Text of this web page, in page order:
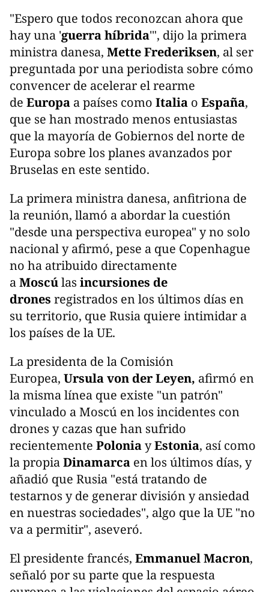
"Espero que todos reconozcan ahora que
hay una 'guerra híbrida'", dijo la primera
ministra danesa, Mette Frederiksen, al ser
preguntada por una periodista sobre cómo
convencer de acelerar el rearme
de Europa a países como Italia o España,
que se han mostrado menos entusiastas
que la mayoría de Gobiernos del norte de
Europa sobre los planes avanzados por
Bruselas en este sentido.
La primera ministra danesa, anfitriona de
la reunión, llamó a abordar la cuestión
"desde una perspectiva europea" y no solo
nacional y afirmó, pese a que Copenhague
no ha atribuido directamente
aMoscúlas incursiones de
drones registrados en los últimos días en
su territorio, que Rusia quiere intimidar a
los países de la UE.
La presidenta de la Comisión
Europea, Ursula von der Leyen, afirmó en
la misma línea que existe "un patrón"
vinculado a Moscú en los incidentes con
drones y cazas que han sufrido
recientemente PoloniayEstonia, así como
la propiaDinamarca en los últimos días, y
añadió que Rusia "está tratando de
testarnos y de generar división y ansiedad
en nuestras sociedades", algo que la UE "no
va a permitir", aseveró.
El presidente francés, Emmanuel Macron,
señaló por su parte que la respuesta